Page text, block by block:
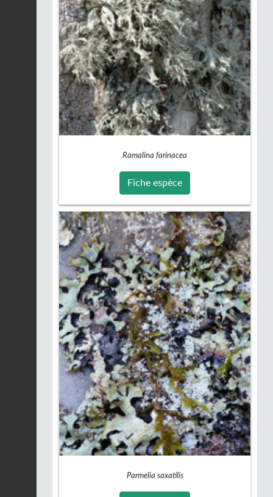
Ramalina farinacea
Fiche espèce
Parmelia saxatilis